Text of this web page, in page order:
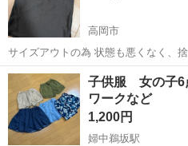
高岡市
サイズアウトの為 状態も悪くなく、
て頂ける方にお譲りします😊
富山 高岡市 キッズ用品
子供服 女の子
ワークなど
1,200円
婦中鵜坂駅